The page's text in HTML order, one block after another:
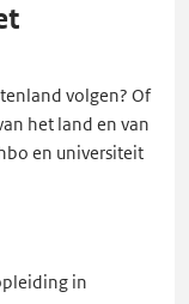
volgen? Of
het land en van
en universiteit
in